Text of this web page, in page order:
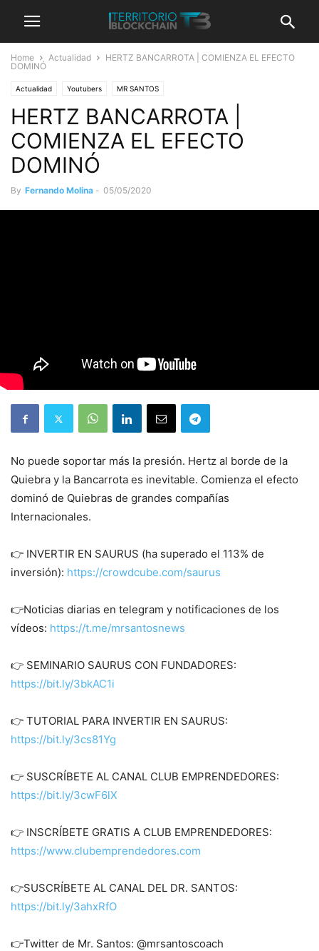
Home Actualidad
HERTZ BANCARROTA | COMIENZA EL EFECTO
DOMINÓ
Actualidad Youtubers MR SANTOS
HERTZ BANCARROTA |
COMIENZA EL EFECTO
DOMINÓ
By Fernando Molina - 05/05/2020
No puede soportar más la presión. Hertz al borde de la
Quiebra y la Bancarrota es inevitable. Comienza el efecto
dominó de Quiebras de grandes compañías
Internacionales.
👉 INVERTIR EN SAURUS (ha superado el 113% de
inversión): https://crowdcube.com/saurus
👉Noticias diarias en telegram y notificaciones de los
vídeos: https://t.me/mrsantosnews
👉 SEMINARIO SAURUS CON FUNDADORES:
https://bit.ly/3bkAC1i
👉 TUTORIAL PARA INVERTIR EN SAURUS:
https://bit.ly/3cs81Yg
👉 SUSCRÍBETE AL CANAL CLUB EMPRENDEDORES:
https://bit.ly/3cwF6lX
👉 INSCRÍBETE GRATIS A CLUB EMPRENDEDORES:
https://www.clubemprendedores.com
👉SUSCRÍBETE AL CANAL DEL DR. SANTOS:
https://bit.ly/3ahxRfO
👉Twitter de Mr. Santos: @mrsantoscoach